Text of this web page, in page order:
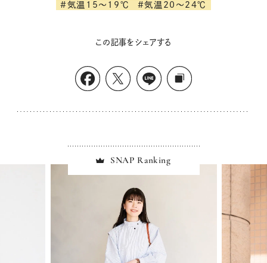
#気温15～19℃
#気温20～24℃
この記事をシェアする
SNAP Ranking